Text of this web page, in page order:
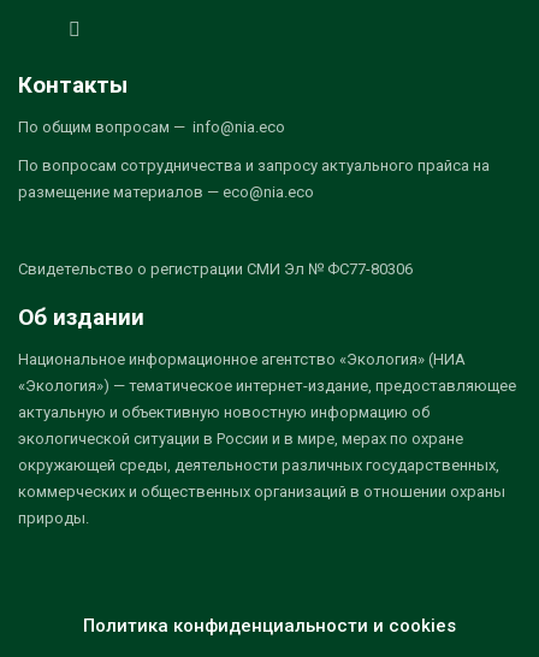
Контакты
По общим вопросам — info@nia.eco
По вопросам сотрудничества и запросу актуального прайса на
размещение материалов — eco@nia.eco
Свидетельство о регистрации СМИ Эл № ФС77-80306
Об издании
Национальное информационное агентство «Экология» (НИА
«Экология») — тематическое интернет-издание, предоставляющее
актуальную и объективную новостную информацию об
экологической ситуации в России и в мире, мерах по охране
окружающей среды, деятельности различных государственных,
коммерческих и общественных организаций в отношении охраны
природы.
Политика конфиденциальности и cookies